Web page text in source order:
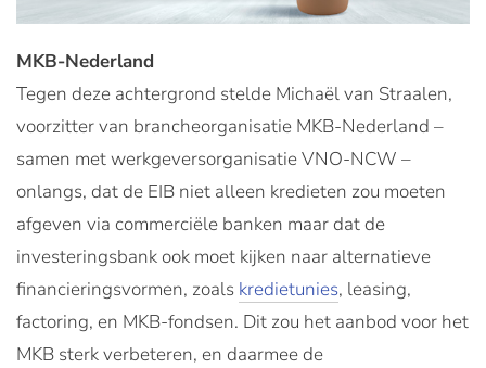
MKB-Nederland
Tegen deze achtergrond stelde Michaël van Straalen,
voorzitter van brancheorganisatie MKB-Nederland –
samen met werkgeversorganisatie VNO-NCW –
onlangs, dat de EIB niet alleen kredieten zou moeten
afgeven via commerciële banken maar dat de
investeringsbank ook moet kijken naar alternatieve
financieringsvormen, zoals kredietunies, leasing,
factoring, en MKB-fondsen. Dit zou het aanbod voor het
MKB sterk verbeteren, en daarmee de